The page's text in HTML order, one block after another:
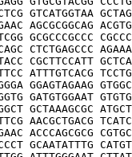
GTCATGGTAA
AGCGCGGCAG
GCGCCCGCCC
CTCTGAGCCC
CGCTTCCATT
ATTTGTCACG
GGAGTAGAAG
GATGTGGAAT
GCTAAAGCGC
AACGCTGACG
ACCCAGCGCG
GCAATATTTG